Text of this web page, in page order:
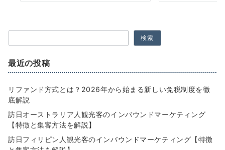
検索
最近の投稿
リファンド方式とは？2026年から始まる新しい免税制度を徹
底解説
訪日オーストラリア人観光客のインバウンドマーケティング
【特徴と集客方法を解説】
訪日フィリピン人観光客のインバウンドマーケティング【特徴